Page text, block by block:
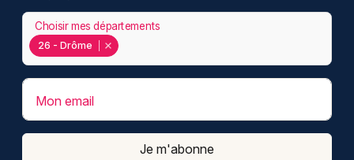
26 - Drôme
Choisir mes départements
Mon email
Je m'abonne